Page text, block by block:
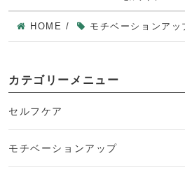
HOME / モチベーションアッ
カテゴリーメニュー
セルフケア
モチベーションアップ